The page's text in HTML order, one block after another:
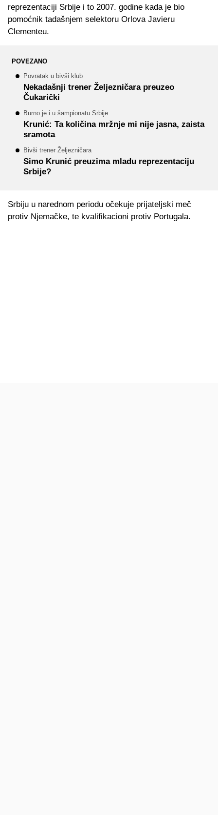
reprezentaciji Srbije i to 2007. godine kada je bio
pomoćnik tadašnjem selektoru Orlova Javieru
Clementeu.
POVEZANO
Povratak u bivši klub
Nekadašnji trener Željezničara preuzeo
Čukarički
Burno je i u šampionatu Srbije
Krunić: Ta količina mržnje mi nije jasna, zaista
sramota
Bivši trener Željezničara
Simo Krunić preuzima mladu reprezentaciju
Srbije?
Srbiju u narednom periodu očekuje prijateljski meč
protiv Njemačke, te kvalifikacioni protiv Portugala.